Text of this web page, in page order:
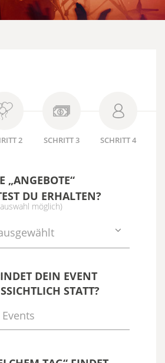
2 SCHRITT 3 SCHRITT 4
„ANGEBOTE“
DU ERHALTEN?
möglich)
DEIN EVENT
STATT?